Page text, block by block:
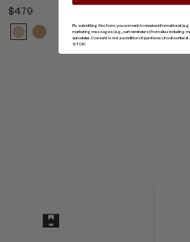
$479
By submitting this form, you consent to receive informational
marketing messages (e.g., cart reminders) from ellaz including
autodialer. Consent is not a condition of purchase. Unsubscribe at
STOP.